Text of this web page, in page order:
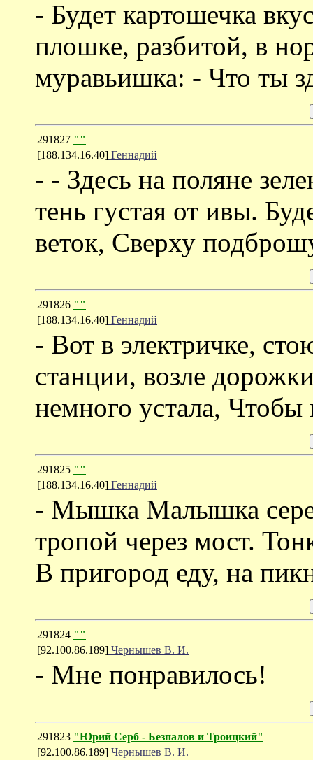
- Будет картошечка
плошке, разбитой, в
муравьишка: - Что ты
291827 ""
[188.134.16.40] Геннадий
- - Здесь на поляне
тень густая от ивы.
веток, Сверху
291826 ""
[188.134.16.40] Геннадий
- Вот в электричке,
станции, возле
немного устала, Чтобы
291825 ""
[188.134.16.40] Геннадий
- Мышка Малышка
тропой через мост.
В пригород еду, на
291824 ""
[92.100.86.189] Чернышев В. И.
- Мне понравилось!
291823 "Юрий Серб - Безпалов и Троицкий"
[92.100.86.189] Чернышев В. И.